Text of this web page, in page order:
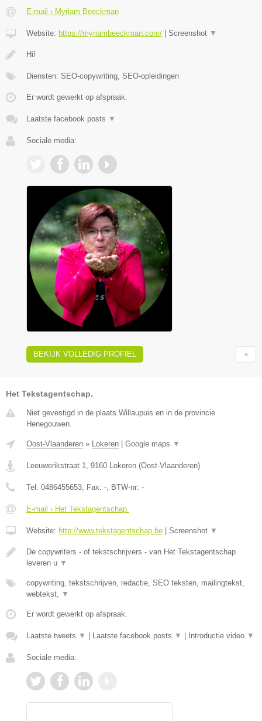
E-mail › Myriam Beeckman
Website: https://myriambeeckman.com/ Screenshot ▼
Hi!
Diensten: SEO-copywriting, SEO-opleidingen
Er wordt gewerkt op afspraak.
Laatste facebook posts ▼
Sociale media:
BEKIJK VOLLEDIG PROFIEL
Het Tekstagentschap.
Niet gevestigd in de plaats Willaupuis en in de provincie
Henegouwen.
Oost-Vlaanderen » Lokeren Google maps ▼
Leeuwerikstraat 1, 9160 Lokeren (Oost-Vlaanderen)
Tel: 0486455653, Fax: -, BTW-nr: -
E-mail › Het Tekstagentschap.
Website: http://www.tekstagentschap.be Screenshot ▼
De copywriters - of tekstschrijvers - van Het Tekstagentschap
leveren u ▼
copywriting, tekstschrijven, redactie, SEO teksten, mailingtekst,
webtekst, ▼
Er wordt gewerkt op afspraak.
Laatste tweets ▼ Laatste facebook posts ▼ Introductie video ▼
Sociale media: